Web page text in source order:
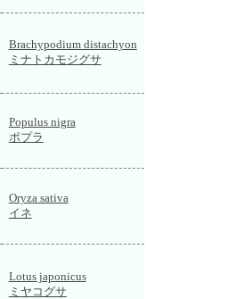
Brachypodium distachyon
ミナトカモジグサ
Populus nigra
ポプラ
Oryza sativa
イネ
Lotus japonicus
ミヤコグサ